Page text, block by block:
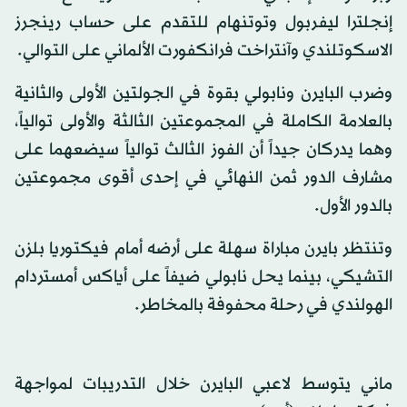
إنجلترا ليفربول وتوتنهام للتقدم على حساب رينجرز
الاسكوتلندي وآنتراخت فرانكفورت الألماني على التوالي.
وضرب البايرن ونابولي بقوة في الجولتين الأولى والثانية
بالعلامة الكاملة في المجموعتين الثالثة والأولى توالياً،
وهما يدركان جيداً أن الفوز الثالث توالياً سيضعهما على
مشارف الدور ثمن النهائي في إحدى أقوى مجموعتين
بالدور الأول.
وتنتظر بايرن مباراة سهلة على أرضه أمام فيكتوريا بلزن
التشيكي، بينما يحل نابولي ضيفاً على أياكس أمستردام
الهولندي في رحلة محفوفة بالمخاطر.
ماني يتوسط لاعبي البايرن خلال التدريبات لمواجهة